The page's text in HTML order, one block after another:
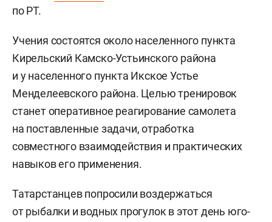
по РТ.
Учения состоятся около населенного пункта
Кирельский Камско-Устьинского района
и у населенного пункта Икское Устье
Менделеевского района. Целью тренировок
станет оперативное реагирование самолета
на поставленные задачи, отработка
совместного взаимодействия и практических
навыков его применения.
Татарстанцев попросили воздержаться
от рыбалки и водных прогулок в этот день юго-